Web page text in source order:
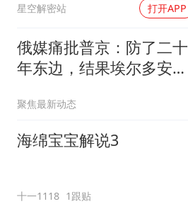
星空解密站 打开APP
俄媒痛批普京：防了二十
年东边，结果埃尔多安把
聚焦最新动态
海绵宝宝解说3
十一1118 1跟贴